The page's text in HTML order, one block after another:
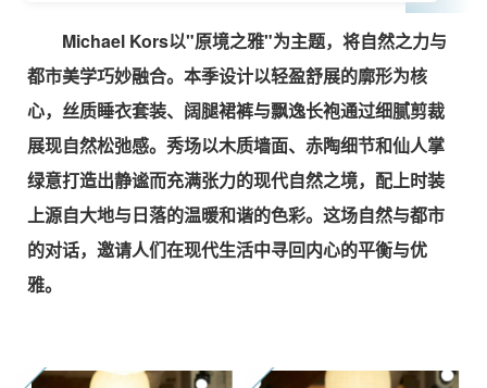
Michael Kors以"原境之雅"为主题，将自然之力与
都市美学巧妙融合。本季设计以轻盈舒展的廓形为核
心，丝质睡衣套装、阔腿裙裤与飘逸长袍通过细腻剪裁
展现自然松弛感。秀场以木质墙面、赤陶细节和仙人掌
绿意打造出静谧而充满张力的现代自然之境，配上时装
上源自大地与日落的温暖和谐的色彩。这场自然与都市
的对话，邀请人们在现代生活中寻回内心的平衡与优
雅。